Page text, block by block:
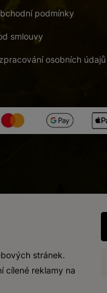
podmínky
smlouvy
osobních údajů
stránek.
cílené reklamy na